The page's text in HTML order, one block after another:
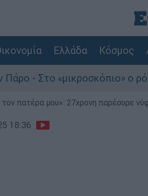
Ελλάδα Κόσμος
«μικροσκόπιο» ο ρόλος
πατέρα μου»: 27χρονη παρέσυρε
18:36